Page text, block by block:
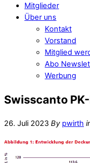
Mitglieder
Über uns
Kontakt
Vorstand
Mitglied
Abo
Werbung
Swisscanto
26. Juli 2023 By pwirth